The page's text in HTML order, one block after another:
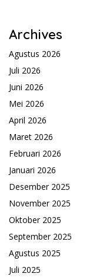
Archives
Agustus 2026
Juli 2026
Juni 2026
Mei 2026
April 2026
Maret 2026
Februari 2026
Januari 2026
Desember 2025
November 2025
Oktober 2025
September 2025
Agustus 2025
Juli 2025